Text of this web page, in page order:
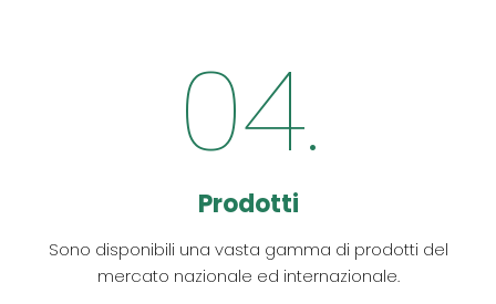
04.
Prodotti
Sono disponibili una vasta gamma di prodotti del
mercato nazionale ed internazionale.